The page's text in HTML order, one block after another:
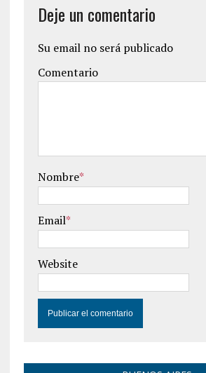
Deje un comentario
Su email no será publicado
Comentario
Nombre*
Email*
Website